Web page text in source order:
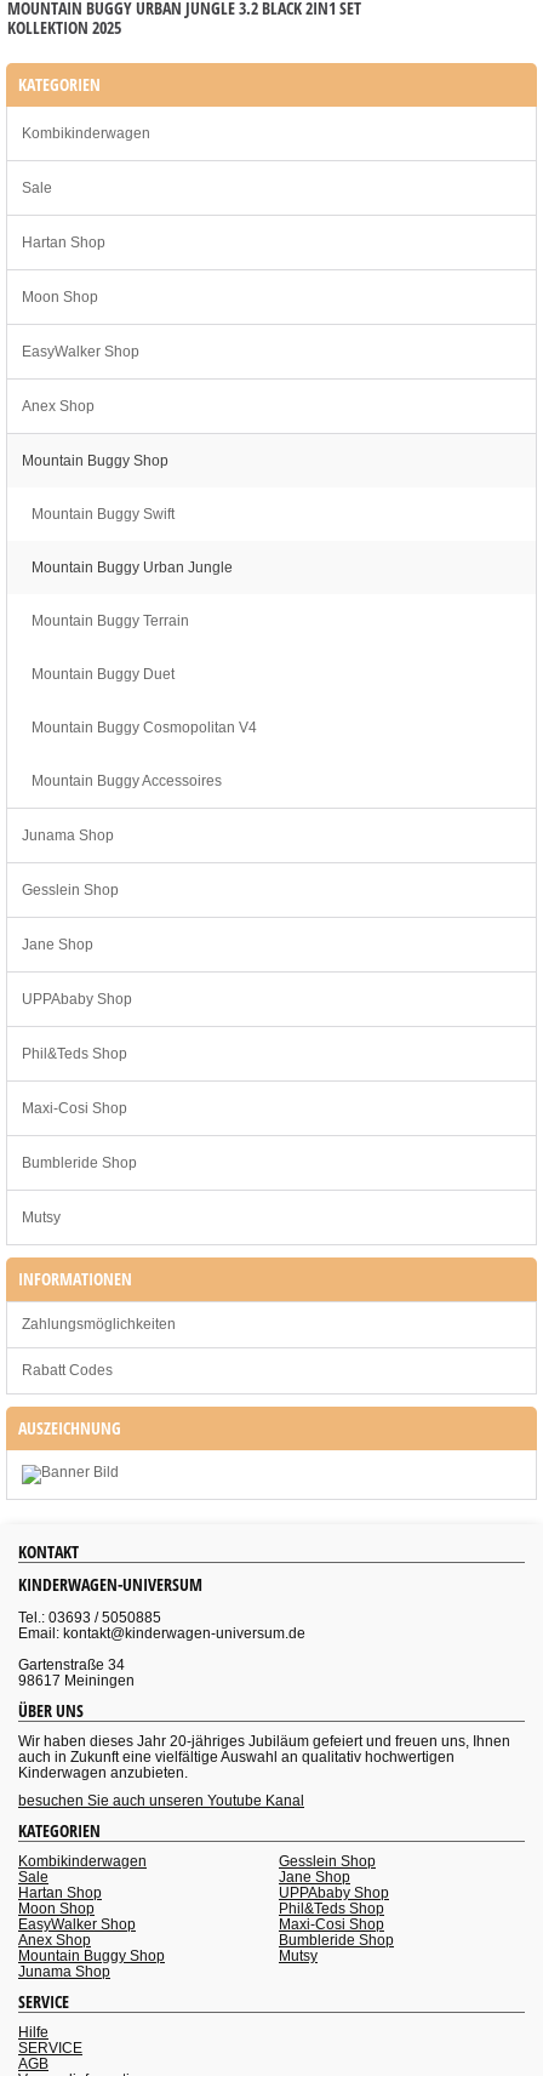
MOUNTAIN BUGGY URBAN JUNGLE 3.2 BLACK 2IN1 SET
KOLLEKTION 2025
KATEGORIEN
Kombikinderwagen
Sale
Hartan Shop
Moon Shop
EasyWalker Shop
Anex Shop
Mountain Buggy Shop
Mountain Buggy Swift
Mountain Buggy Urban Jungle
Mountain Buggy Terrain
Mountain Buggy Duet
Mountain Buggy Cosmopolitan V4
Mountain Buggy Accessoires
Junama Shop
Gesslein Shop
Jane Shop
UPPAbaby Shop
Phil&Teds Shop
Maxi-Cosi Shop
Bumbleride Shop
Mutsy
INFORMATIONEN
Zahlungsmöglichkeiten
Rabatt Codes
AUSZEICHNUNG
KONTAKT
KINDERWAGEN-UNIVERSUM
Tel.: 03693 / 5050885
Email: kontakt@kinderwagen-universum.de
Gartenstraße 34
98617 Meiningen
ÜBER UNS
Wir haben dieses Jahr 20-jähriges Jubiläum gefeiert und freuen uns, Ihnen
auch in Zukunft eine vielfältige Auswahl an qualitativ hochwertigen
Kinderwagen anzubieten.
besuchen Sie auch unseren Youtube Kanal
KATEGORIEN
Kombikinderwagen
Sale
Hartan Shop
Moon Shop
EasyWalker Shop
Anex Shop
Mountain Buggy Shop
Junama Shop
Gesslein Shop
Jane Shop
UPPAbaby Shop
Phil&Teds Shop
Maxi-Cosi Shop
Bumbleride Shop
Mutsy
SERVICE
Hilfe
SERVICE
AGB